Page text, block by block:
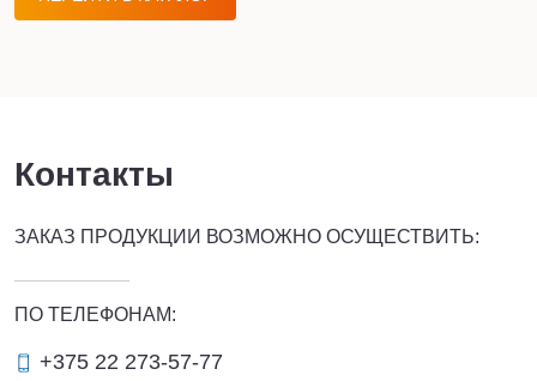
Контакты
ЗАКАЗ ПРОДУКЦИИ ВОЗМОЖНО ОСУЩЕСТВИТЬ:
ПО ТЕЛЕФОНАМ:
+375 22 273-57-77